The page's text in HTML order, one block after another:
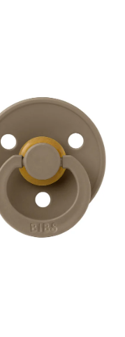
Blog
o cookies
formulár